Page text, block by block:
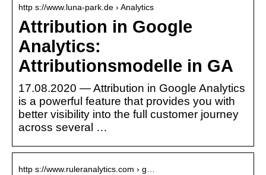
http s://www.luna-park.de › Analytics
Attribution in Google
Analytics:
Attributionsmodelle in GA
17.08.2020 — Attribution in Google Analytics
is a powerful feature that provides you with
better visibility into the full customer journey
across several …
http s://www.ruleranalytics.com › g…